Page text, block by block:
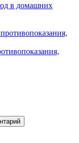
в домашних